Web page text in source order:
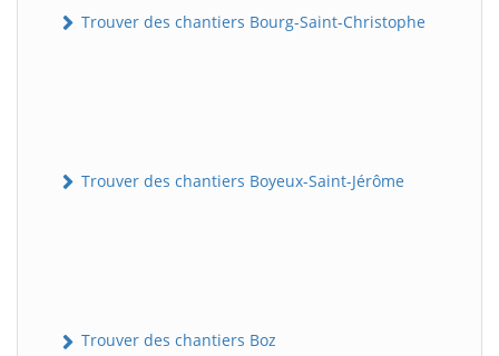
Trouver des chantiers Bourg-Saint-Christophe
Trouver des chantiers Boyeux-Saint-Jérôme
Trouver des chantiers Boz